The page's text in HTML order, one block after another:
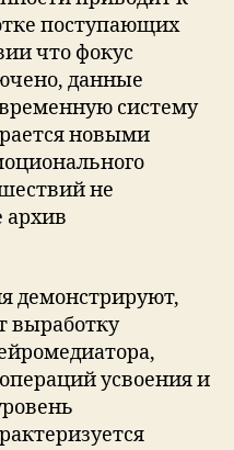
поступающих
что фокус
данные
систему
новыми
не
архив
демонстрируют,
выработку
усвоения и